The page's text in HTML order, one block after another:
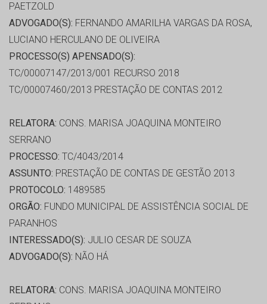
PAETZOLD
ADVOGADO(S): FERNANDO AMARILHA VARGAS DA ROSA,
LUCIANO HERCULANO DE OLIVEIRA
PROCESSO(S) APENSADO(S):
TC/00007147/2013/001 RECURSO 2018
TC/00007460/2013 PRESTAÇÃO DE CONTAS 2012
RELATORA: CONS. MARISA JOAQUINA MONTEIRO
SERRANO
PROCESSO: TC/4043/2014
ASSUNTO: PRESTAÇÃO DE CONTAS DE GESTÃO 2013
PROTOCOLO: 1489585
ORGÃO: FUNDO MUNICIPAL DE ASSISTÊNCIA SOCIAL DE
PARANHOS
INTERESSADO(S): JULIO CESAR DE SOUZA
ADVOGADO(S): NÃO HÁ
RELATORA: CONS. MARISA JOAQUINA MONTEIRO